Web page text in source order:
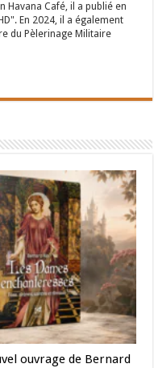
Havana Café, il a publié en
En 2024, il a également
du Pèlerinage Militaire
ouvrage de Bernard